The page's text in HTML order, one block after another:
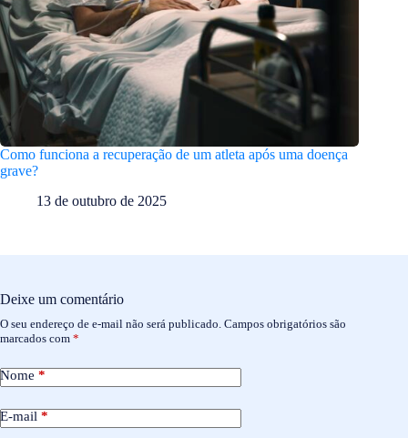
Como funciona a recuperação de um atleta após uma doença
grave?
13 de outubro de 2025
Deixe um comentário
O seu endereço de e-mail não será publicado. Campos obrigatórios são
marcados com *
Nome *
E-mail *